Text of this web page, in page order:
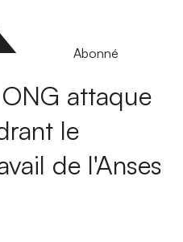
Abonné
attaque
le
de l'Anses